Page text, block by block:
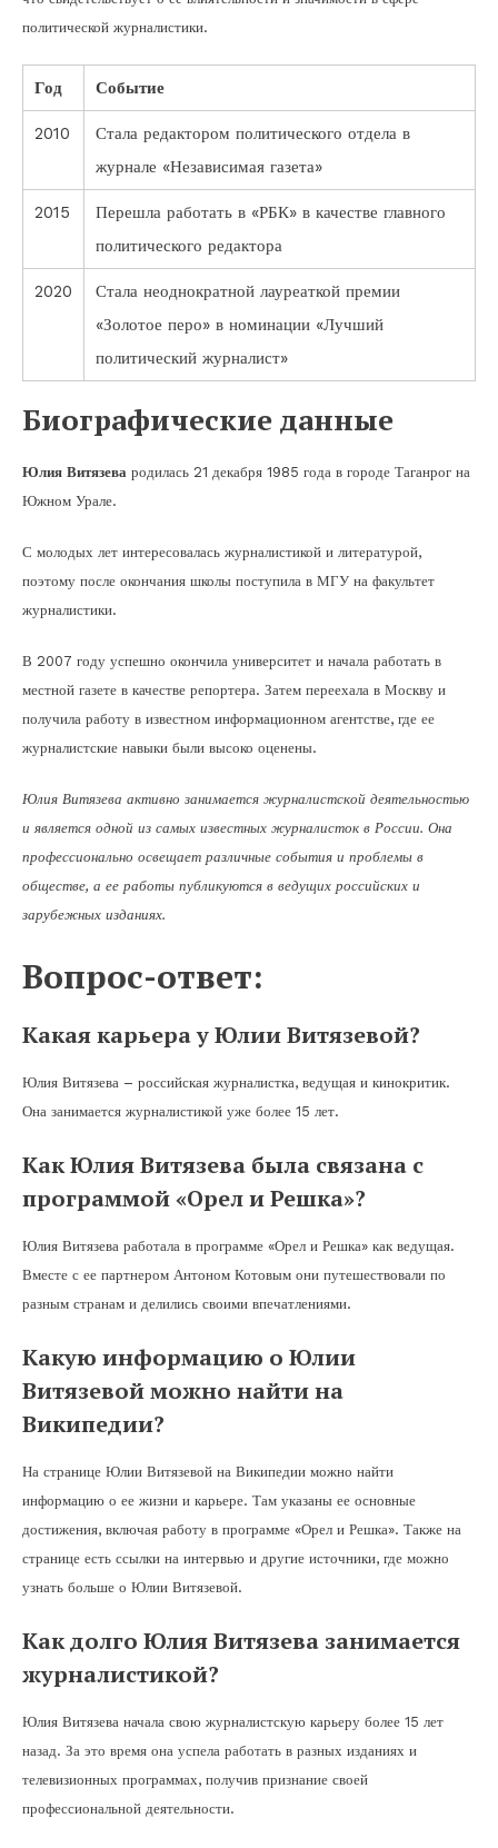
политической журналистики.
Год Событие
2010
Стала редактором политического отдела в
журнале «Независимая газета»
2015
Перешла работать в «РБК» в качестве главного
политического редактора
2020
Стала неоднократной лауреаткой премии
«Золотое перо» в номинации «Лучший
политический журналист»
Биографические данные
Юлия Витязева родилась 21 декабря 1985 года в городе Таганрог на
Южном Урале.
С молодых лет интересовалась журналистикой и литературой,
поэтому после окончания школы поступила в МГУ на факультет
журналистики.
В 2007 году успешно окончила университет и начала работать в
местной газете в качестве репортера. Затем переехала в Москву и
получила работу в известном информационном агентстве, где ее
журналистские навыки были высоко оценены.
Юлия Витязева активно занимается журналистской деятельностью
и является одной из самых известных журналисток в России. Она
профессионально освещает различные события и проблемы в
обществе, а ее работы публикуются в ведущих российских и
зарубежных изданиях.
Вопрос-ответ:
Какая карьера у Юлии Витязевой?
Юлия Витязева – российская журналистка, ведущая и кинокритик.
Она занимается журналистикой уже более 15 лет.
Как Юлия Витязева была связана с
программой «Орел и Решка»?
Юлия Витязева работала в программе «Орел и Решка» как ведущая.
Вместе с ее партнером Антоном Котовым они путешествовали по
разным странам и делились своими впечатлениями.
Какую информацию о Юлии
Витязевой можно найти на
Википедии?
На странице Юлии Витязевой на Википедии можно найти
информацию о ее жизни и карьере. Там указаны ее основные
достижения, включая работу в программе «Орел и Решка». Также на
странице есть ссылки на интервью и другие источники, где можно
узнать больше о Юлии Витязевой.
Как долго Юлия Витязева занимается
журналистикой?
Юлия Витязева начала свою журналистскую карьеру более 15 лет
назад. За это время она успела работать в разных изданиях и
телевизионных программах, получив признание своей
профессиональной деятельности.